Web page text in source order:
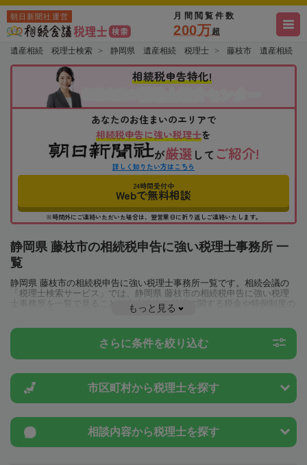
朝日新聞社運営 月間閲覧件数
200万超
遺産相続 税理士検索 静岡県 遺産相続 税理士 藤枝市 遺産相続
相続税申告特化!
あなたのお住まいのエリアで
相続税申告に強い税理士を
が厳選 して ご紹介!
詳しく知りたい方はこちら
24時間受付中
Webで無料相談
※時間外にご連絡いただいた場合は、翌営業日に折り返しご連絡いたします。
静岡県 藤枝市の相続税申告に強い税理士事務所 一
覧
静岡県 藤枝市の相続税申告に強い税理士事務所一覧です。相続会議の
「税理士検索サービス」では、静岡県 藤枝市の相続税申告に強い税理
士事務所を一覧で見ることが出来ます。相続に関する税金や特例制度の
ことは一度近隣の税理士に相談してみましょう。
もっと見る
さらに条件を絞り込む
市区町村から税理士を探す
相談内容から税理士を探す